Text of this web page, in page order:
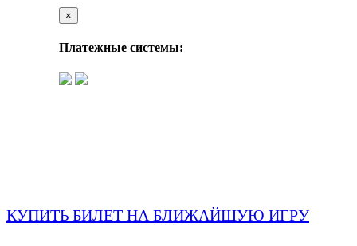
×
Платежные системы:
КУПИТЬ БИЛЕТ НА БЛИЖАЙШУЮ ИГРУ